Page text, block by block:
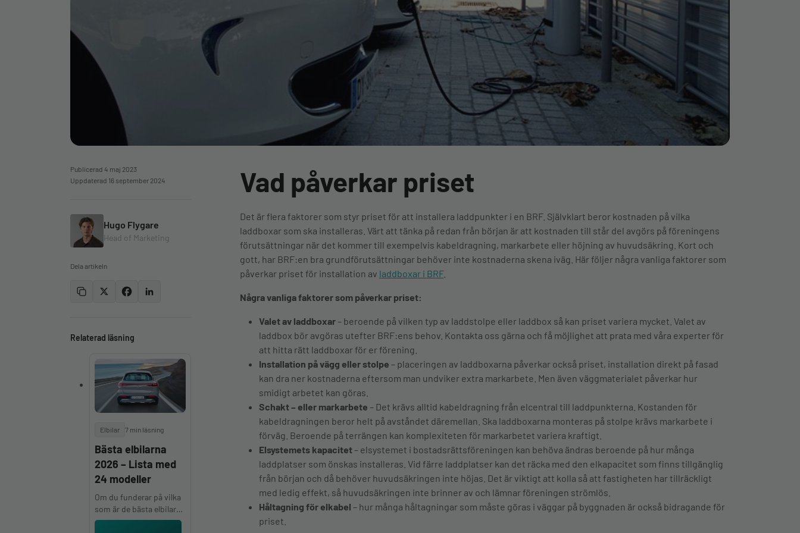
Vad påverkar priset
Det är flera faktorer som styr priset för att installera laddpunkter i en BRF. Självklart beror kostnaden på vilka
laddboxar som ska installeras. Värt att tänka på redan från början är att kostnaden till står del avgörs på föreningens
förutsättningar när det kommer till exempelvis kabeldragning, markarbete eller höjning av huvudsäkring. Kort och
gott, har BRF:en bra grundförutsättningar behöver inte kostnaderna skena iväg. Här följer några vanliga faktorer som
påverkar priset för installation av laddboxar i BRF.
Några vanliga faktorer som påverkar priset:
Valet av laddboxar – beroende på vilken typ av laddstolpe eller laddbox så kan priset variera mycket. Valet av
laddbox bör avgöras utefter BRF:ens behov. Kontakta oss gärna och få möjlighet att prata med våra experter för
att hitta rätt laddboxar för er förening.
Installation på vägg eller stolpe – placeringen av laddboxarna påverkar också priset, installation direkt på fasad
kan dra ner kostnaderna eftersom man undviker extra markarbete. Men även väggmaterialet påverkar hur
smidigt arbetet kan göras.
Schakt – eller markarbete – Det krävs alltid kabeldragning från elcentral till laddpunkterna. Kostanden för
kabeldragningen beror helt på avståndet däremellan. Ska laddboxarna monteras på stolpe krävs markarbete i
förväg. Beroende på terrängen kan komplexiteten för markarbetet variera kraftigt.
Elsystemets kapacitet – elsystemet i bostadsrättsföreningen kan behöva ändras beroende på hur många
laddplatser som önskas installeras. Vid färre laddplatser kan det räcka med den elkapacitet som finns tillgänglig
från början och då behöver huvudsäkringen inte höjas. Det är viktigt att kolla så att fastigheten har tillräckligt
med ledig effekt, så huvudsäkringen inte brinner av och lämnar föreningen strömlös.
Håltagning för elkabel – hur många håltagningar som måste göras i väggar på byggnaden är också bidragande för
priset.
Publicerad 4 maj 2023
Uppdaterad 16 september 2024
Hugo Flygare
Head of Marketing
Dela artikeln
Relaterad läsning
Elbilar 7 min läsning
Bästa elbilarna
2026 – Lista med
24 modeller
Om du funderar på vilka
som är de bästa elbilarna
har du kommit helt rätt.